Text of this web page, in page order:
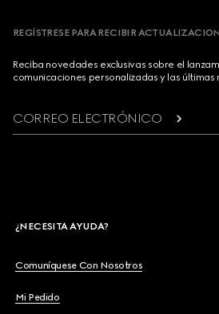
REGÍSTRESE PARA RECIBIR
Reciba novedades exclusivas sobre el
comunicaciones personalizadas y las últimas
CORREO ELECTRÓNICO
¿NECESITA AYUDA?
Comuníquese Con Nosotros
Mi Pedido